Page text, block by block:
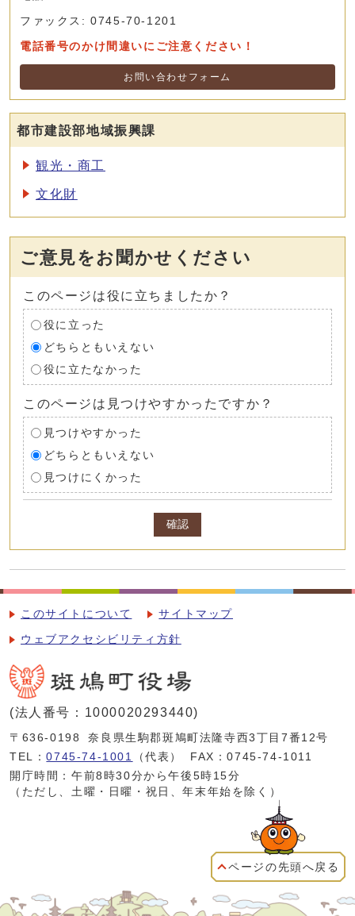
ファックス: 0745-70-1201
電話番号のかけ間違いにご注意ください！
お問い合わせフォーム
都市建設部地域振興課
観光・商工
文化財
ご意見をお聞かせください
このページは役に立ちましたか？
役に立った
どちらともいえない
役に立たなかった
このページは見つけやすかったですか？
見つけやすかった
どちらともいえない
見つけにくかった
確認
このサイトについて サイトマップ
ウェブアクセシビリティ方針
(法人番号：1000020293440)
〒636-0198
奈良県生駒郡斑鳩町法隆寺西3丁目7番12号
TEL：0745-74-1001 （代表）
FAX：0745-74-1011
開庁時間：午前8時30分から午後5時15分
（ただし、土曜・日曜・祝日、年末年始を除く）
ページの先頭へ戻る